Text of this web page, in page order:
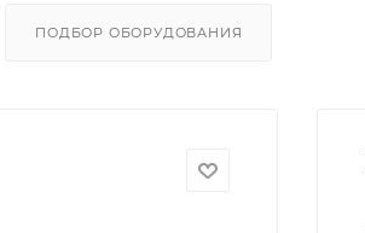
ПОДБОР ОБОРУДОВАНИЯ